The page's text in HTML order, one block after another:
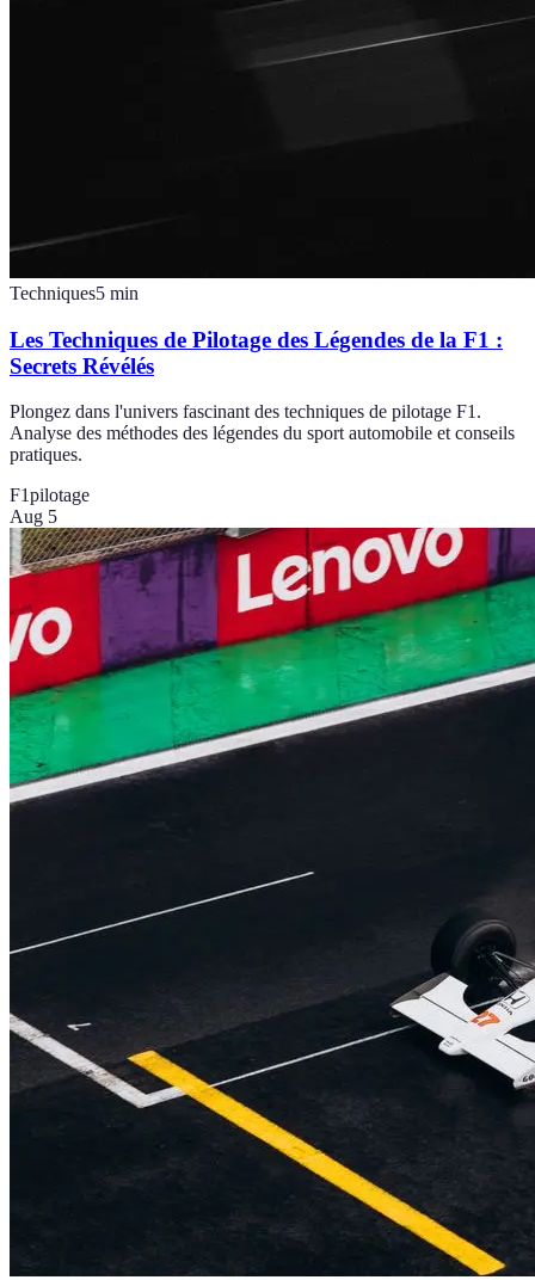
Techniques5 min
Les Techniques de Pilotage des Légendes de la F1 :
Secrets Révélés
Plongez dans l'univers fascinant des techniques de pilotage F1.
Analyse des méthodes des légendes du sport automobile et conseils
pratiques.
F1pilotage
Aug 5